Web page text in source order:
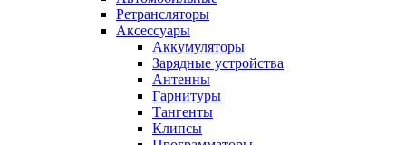
Ретрансляторы
Аксессуары
Аккумуляторы
Зарядные устройства
Антенны
Гарнитуры
Тангенты
Клипсы